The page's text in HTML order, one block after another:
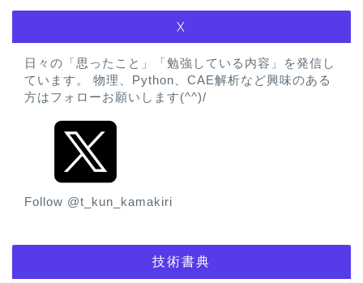
X
日々の「思ったこと」「勉強している内容」を発信し
ています。 物理、Python、CAE解析など興味のある
方はフォローお願いします(^^)/
Follow @t_kun_kamakiri
技術書典